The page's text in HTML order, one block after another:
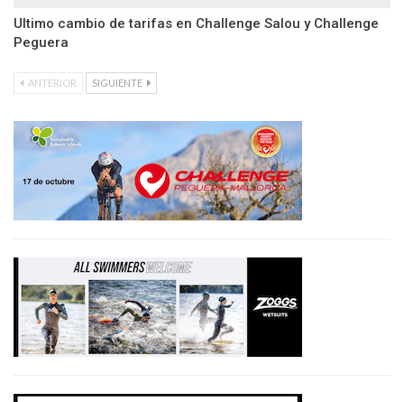
Ultimo cambio de tarifas en Challenge Salou y Challenge
Peguera
ANTERIOR SIGUIENTE